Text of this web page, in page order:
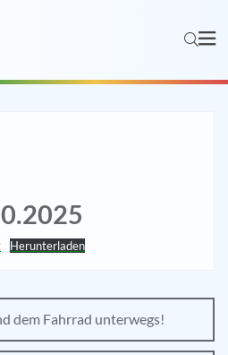
Herunterladen
dem Fahrrad unterwegs!